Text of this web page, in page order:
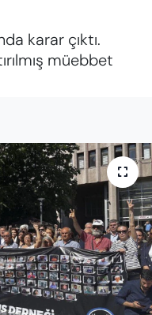
karar çıktı.
müebbet
Fikstür